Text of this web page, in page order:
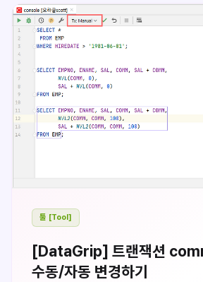
결과창을 지울 때는 잘 보이지 않지만
x 버튼을 클릭하여 지울 수 있습니다.
툴 [Tool]
[DataGrip] 트랜잭션
수동/자동 변경하기